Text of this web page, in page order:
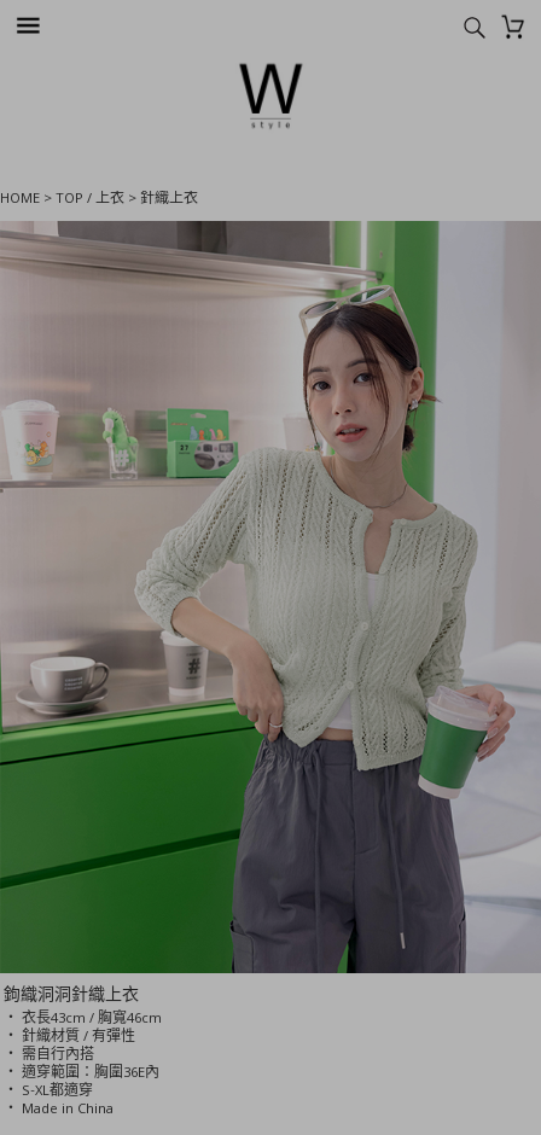
HOME >TOP / 上衣 > 針織上衣
鉤織洞洞針織上衣
‧ 衣長43cm / 胸寬46cm
‧ 針織材質 / 有彈性
‧ 需自行內搭
‧ 適穿範圍：胸圍36E內
‧ S-XL都適穿
‧ Made in China